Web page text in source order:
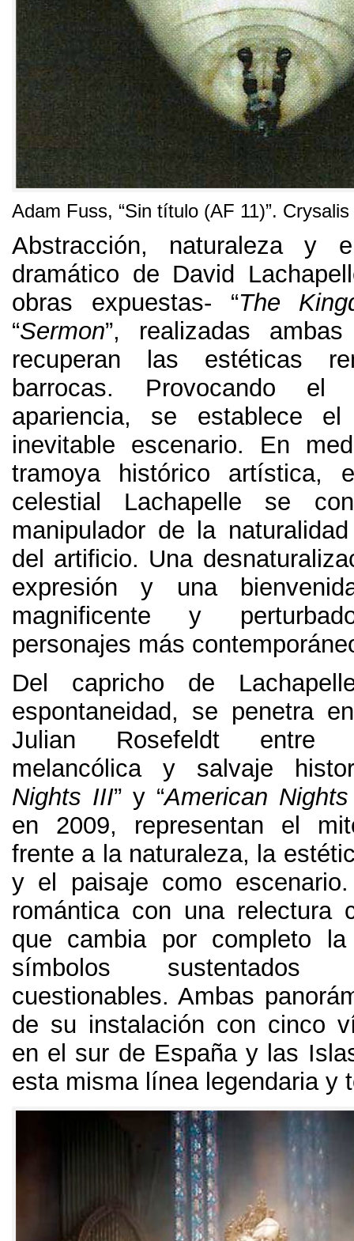
Adam Fuss, “Sin título (AF 11)”.
Abstracción, naturaleza y
dramático de David
obras expuestas- “The
“Sermon”, realizadas
recuperan las estéticas
barrocas. Provocando
apariencia, se establece el
inevitable escenario. En
tramoya histórico artística,
celestial Lachapelle se
manipulador de la
del artificio. Una
expresión y una
magnificente y
personajes más
Del capricho de
espontaneidad, se penetra
Julian Rosefeldt entre
melancólica y salvaje
Nights III” y “American
en 2009, representan el
frente a la naturaleza, la
y el paisaje como escenario
romántica con una relectura
que cambia por completo
símbolos
cuestionables. Ambas
de su instalación con cinco
en el sur de España y las
esta misma línea legendaria y